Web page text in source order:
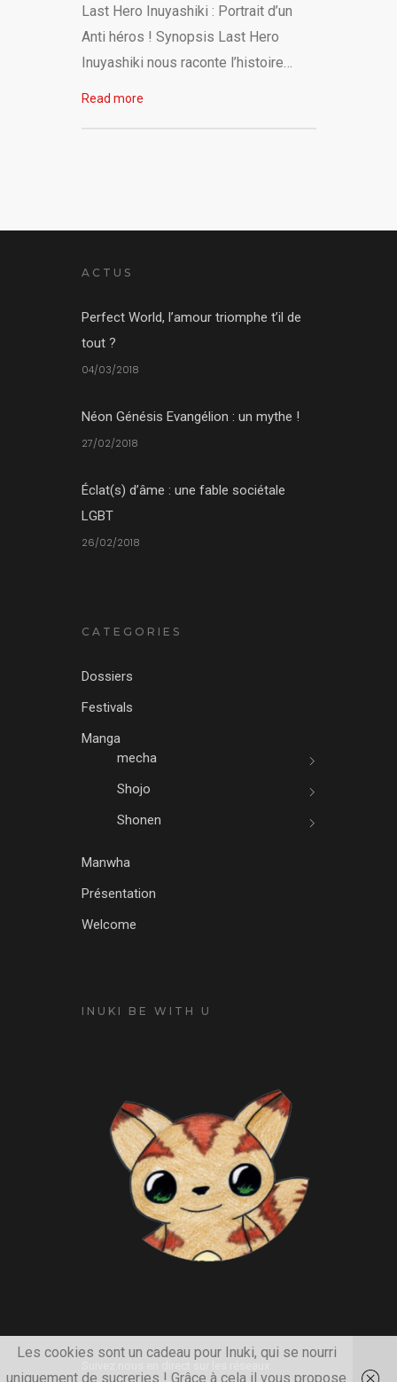
Last Hero Inuyashiki : Portrait d’un
Anti héros ! Synopsis Last Hero
Inuyashiki nous raconte l’histoire…
Read more
ACTUS
Perfect World, l’amour triomphe t’il de
tout ?
04/03/2018
Néon Génésis Evangélion : un mythe !
27/02/2018
Éclat(s) d’âme : une fable sociétale
LGBT
26/02/2018
CATEGORIES
Dossiers
Festivals
Manga
mecha
Shojo
Shonen
Manwha
Présentation
Welcome
INUKI BE WITH U
Les cookies sont un cadeau pour Inuki, qui se nourri
uniquement de sucreries ! Grâce à cela il vous propose